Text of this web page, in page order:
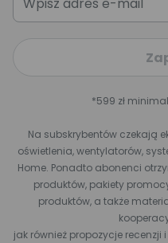
*599 zł
Na subskrybentów czekają
oświetlenia, wentylatorów,
Home. Ponadto abonenci
produktów, pakiety
produktów, a także
jak również propozycje